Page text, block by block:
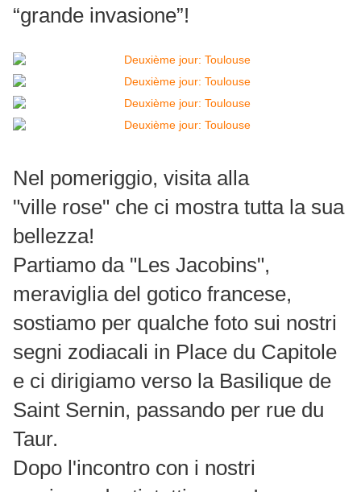
“grande invasione”!
Nel pomeriggio, visita alla
"ville rose" che ci mostra tutta la sua
bellezza!
Partiamo da "Les Jacobins",
meraviglia del gotico francese,
sostiamo per qualche foto sui nostri
segni zodiacali in Place du Capitole
e ci dirigiamo verso la Basilique de
Saint Sernin, passando per rue du
Taur.
Dopo l'incontro con i nostri